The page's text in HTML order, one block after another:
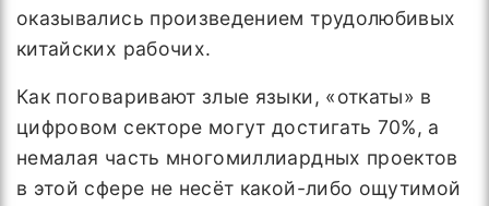
оказывались произведением трудолюбивых
китайских рабочих.
Как поговаривают злые языки, «откаты» в
цифровом секторе могут достигать 70%, а
немалая часть многомиллиардных проектов
в этой сфере не несёт какой-либо ощутимой